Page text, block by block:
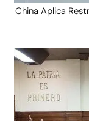
China Aplica